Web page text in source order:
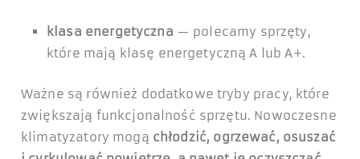
klasa energetyczna — polecamy sprzęty,
które mają klasę energetyczną A lub A+.
Ważne są również dodatkowe tryby pracy, które
zwiększają funkcjonalność sprzętu. Nowoczesne
klimatyzatory mogą chłodzić, ogrzewać, osuszać